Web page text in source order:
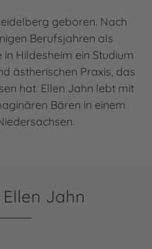
geboren. Nach
Berufsjahren als
Hildesheim ein Studium
ästherischen Praxis, das
hat. Ellen Jahn lebt mit
Bären in einem
Jahn